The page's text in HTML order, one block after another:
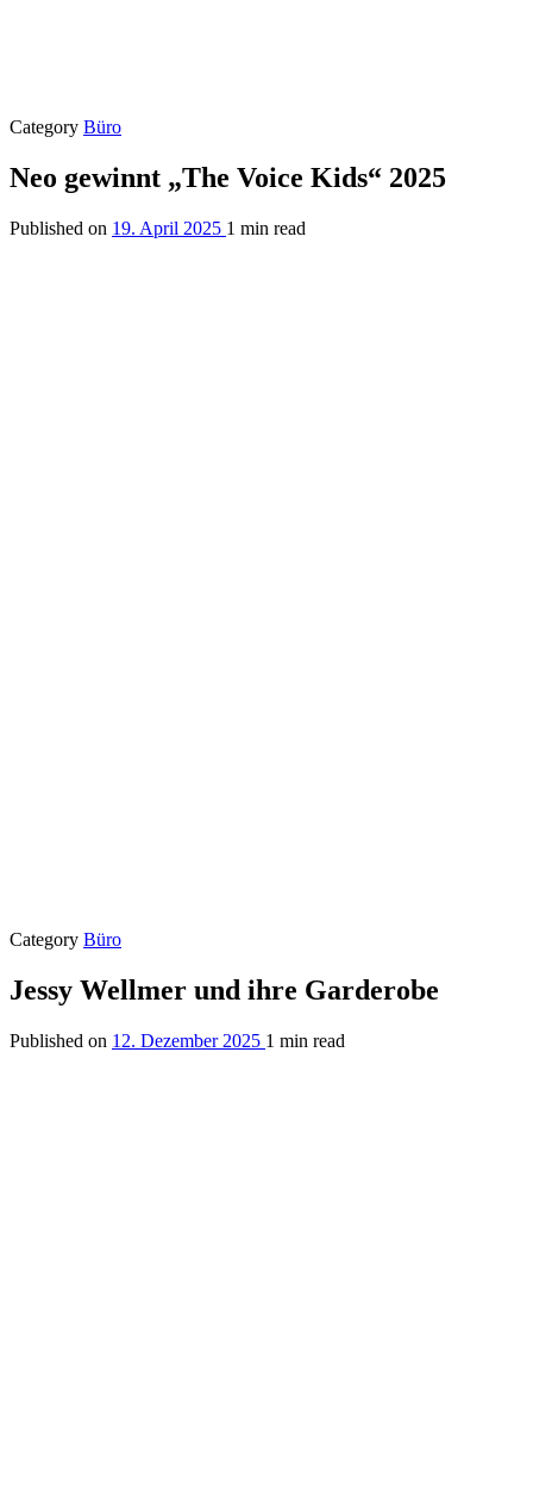
Category Büro
Neo gewinnt „The Voice Kids“ 2025
Published on 19. April 2025 1 min read
Category Büro
Jessy Wellmer und ihre Garderobe
Published on 12. Dezember 2025 1 min read